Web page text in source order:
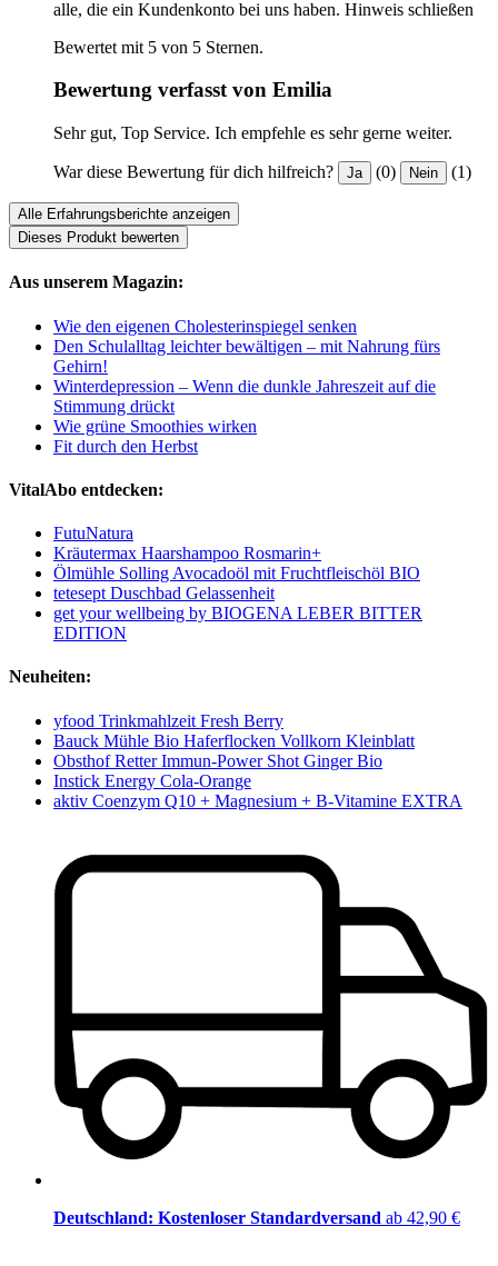
alle, die ein Kundenkonto bei uns haben. Hinweis schließen
Bewertet mit 5 von 5 Sternen.
Bewertung verfasst von Emilia
Sehr gut, Top Service. Ich empfehle es sehr gerne weiter.
War diese Bewertung für dich hilfreich? Ja (0) Nein (1)
Alle Erfahrungsberichte anzeigen
Dieses Produkt bewerten
Aus unserem Magazin:
Wie den eigenen Cholesterinspiegel senken
Den Schulalltag leichter bewältigen – mit Nahrung fürs
Gehirn!
Winterdepression – Wenn die dunkle Jahreszeit auf die
Stimmung drückt
Wie grüne Smoothies wirken
Fit durch den Herbst
VitalAbo entdecken:
FutuNatura
Kräutermax Haarshampoo Rosmarin+
Ölmühle Solling Avocadoöl mit Fruchtfleischöl BIO
tetesept Duschbad Gelassenheit
get your wellbeing by BIOGENA LEBER BITTER
EDITION
Neuheiten:
yfood Trinkmahlzeit Fresh Berry
Bauck Mühle Bio Haferflocken Vollkorn Kleinblatt
Obsthof Retter Immun-Power Shot Ginger Bio
Instick Energy Cola-Orange
aktiv Coenzym Q10 + Magnesium + B-Vitamine EXTRA
Deutschland: Kostenloser Standardversand ab 42,90 €